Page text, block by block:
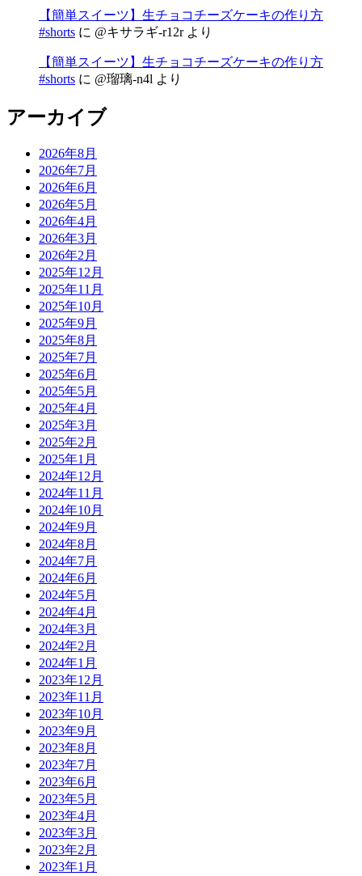
【簡単スイーツ】生チョコチーズケーキの作り方
#shorts に @キサラギ-r12rより
【簡単スイーツ】生チョコチーズケーキの作り方
#shorts に @瑠璃-n4l より
アーカイブ
2026年8月
2026年7月
2026年6月
2026年5月
2026年4月
2026年3月
2026年2月
2025年12月
2025年11月
2025年10月
2025年9月
2025年8月
2025年7月
2025年6月
2025年5月
2025年4月
2025年3月
2025年2月
2025年1月
2024年12月
2024年11月
2024年10月
2024年9月
2024年8月
2024年7月
2024年6月
2024年5月
2024年4月
2024年3月
2024年2月
2024年1月
2023年12月
2023年11月
2023年10月
2023年9月
2023年8月
2023年7月
2023年6月
2023年5月
2023年4月
2023年3月
2023年2月
2023年1月